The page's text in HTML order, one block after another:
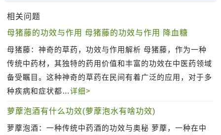
相关问题
母猪藤的功效与作用 母猪藤的功效与作用 降血糖
母猪藤：神奇的草药，功效与作用解析 母猪藤，作为一种
传统中药材，其独特的药用价值和丰富的功效在中医药领域
备受瞩目。这种神奇的草药在民间有着广泛的应用，对于多
种疾病和症状都…详细>
萝藦泡酒有什么功效(萝藦泡水有啥功效)
萝藦泡酒：一种传统中药酒的功效与奥秘 萝藦，一种在中